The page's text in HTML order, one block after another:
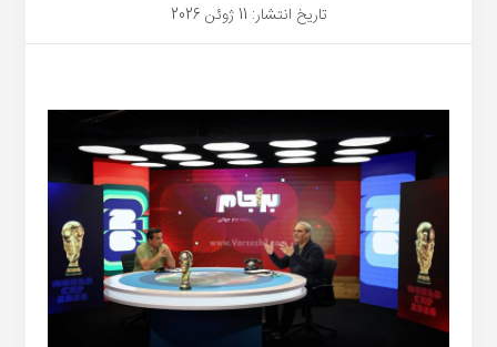
تاریخ انتشار: 11 ژوئن 2026